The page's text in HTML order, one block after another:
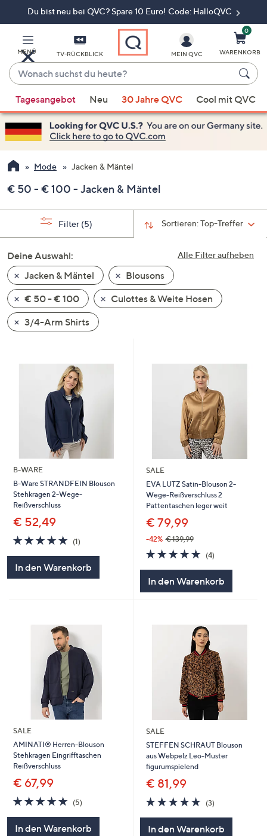
Du bist neu bei QVC? Spare 10 Euro! Code: HalloQVC
MENÜ TV-RÜCKBLICK
Wonach
suchst
du
heute?
Vorschläge
verfügbar
sind,
verwenden
Sie
Pfeiltasten
nach
und
nach
unten
oder
wischen
Sie
auf
nach
anzuzeigen.
MEIN QVC
0
WARENKORB
Tagesangebot Neu 30 Jahre QVC Cool mit QVC
Mode Jacken & Mäntel
€ 50 - € 100 - Jacken & Mäntel
Sortieren:Top-Treffer
Filter (5)
Alle Filter aufheben
Deine Auswahl:
Jacken & Mäntel
Blousons
€ 50 - € 100
Culottes & Weite Hosen
3/4-Arm Shirts
B-WARE
B-Ware STRANDFEIN Blouson
Stehkragen 2-Wege-
Reißverschluss
€ 52,49
5.0
von
(1)1
In den Warenkorb
SALE
EVA LUTZ Satin-Blouson 2-
Wege-Reißverschluss 2
Pattentaschen leger weit
€ 79,99
-42% € 139,99
5.0
von
(4)4
In den Warenkorb
SALE
AMINATI® Herren-Blouson
Stehkragen Eingrifftaschen
Reißverschluss
€ 67,99
5.0
von
(5)5
In den Warenkorb
SALE
STEFFEN SCHRAUT Blouson
aus Webpelz Leo-Muster
figurumspielend
€ 81,99
4.7
von
(3)3
In den Warenkorb